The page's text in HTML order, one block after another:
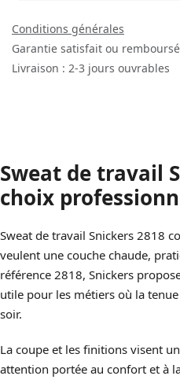
Conditions générales
Garantie satisfait ou
Livraison : 2-3 jours ouvrables
Sweat de travail
choix
Sweat de travail Snickers 2818
veulent une couche chaude,
référence 2818, Snickers
utile pour les métiers où la
soir.
La coupe et les finitions visent
attention portée au confort et à